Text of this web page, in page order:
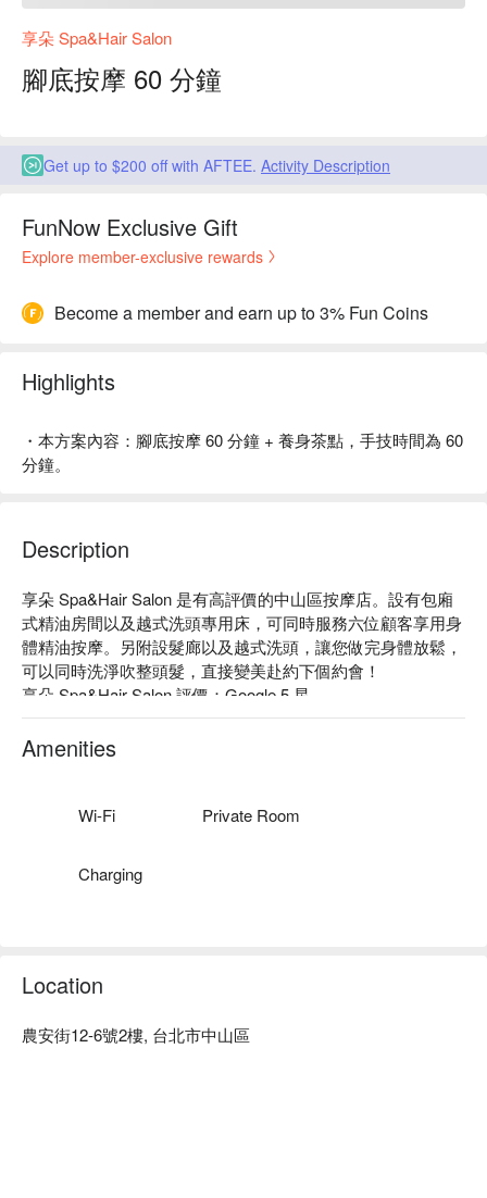
享朵 Spa&Hair Salon
腳底按摩 60 分鐘
Get up to $200 off with AFTEE. Activity Description
FunNow Exclusive Gift
Explore member-exclusive rewards
Become a member and earn up to 3% Fun Coins
Highlights
・本方案內容：腳底按摩 60 分鐘 + 養身茶點，手技時間為 60
分鐘。
Description
享朵 Spa&Hair Salon 是有高評價的中山區按摩店。設有包廂
式精油房間以及越式洗頭專用床，可同時服務六位顧客享用身
體精油按摩。另附設髮廊以及越式洗頭，讓您做完身體放鬆，
可以同時洗淨吹整頭髮，直接變美赴約下個約會！
享朵 Spa&Hair Salon 評價：Google 5 星。
享朵 Spa&Hair Salon  使用頂級精油，依照您的身體屬性選擇
搭配，再運用獨特的按摩手法來讓您達到身心靈的平靜。
Amenities
Wi-Fi Private Room
Charging
Location
農安街12-6號2樓, 台北市中山區